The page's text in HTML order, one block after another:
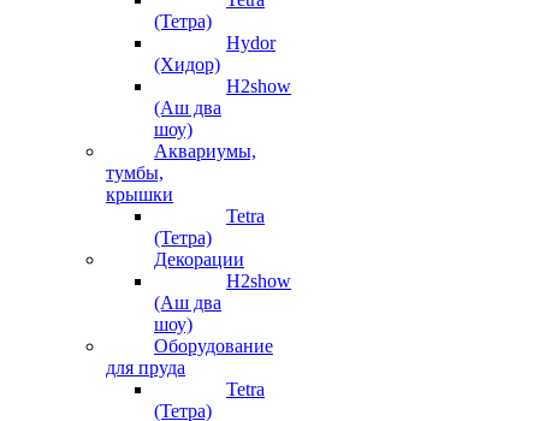
(Тетра)
Hydor
(Хидор)
H2show
(Аш два
шоу)
Аквариумы,
тумбы,
крышки
Tetra
(Тетра)
Декорации
H2show
(Аш два
шоу)
Оборудование
для пруда
Tetra
(Тетра)